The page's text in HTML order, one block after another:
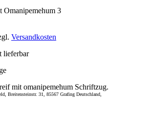
Omanipemehum 3
Versandkosten
lieferbar
mit omanipemehum Schriftzug.
Breitensteinstr. 31, 85567 Grafing Deutschland,